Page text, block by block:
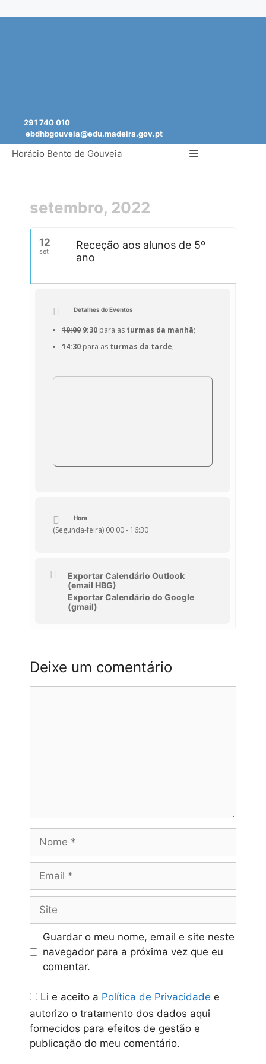
291 740 010
ebdhbgouveia@edu.madeira.gov.pt
Horácio Bento de Gouveia Menu
setembro, 2022
12
set
Receção aos alunos de 5º
ano
Detalhes do Eventos
10:00 9:30 para as turmas da manhã;
14:30 para as turmas da tarde;
Hora
(Segunda-feira) 00:00 - 16:30
Exportar Calendário Outlook
(email HBG)
Exportar Calendário do Google
(gmail)
Deixe um comentário
Nome
Email
Site
Guardar o meu nome, email e site neste
navegador para a próxima vez que eu
comentar.
Li e aceito a Política de Privacidade e
autorizo o tratamento dos dados aqui
fornecidos para efeitos de gestão e
publicação do meu comentário.